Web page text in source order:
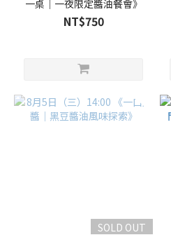
一桌｜一夜限定醬油餐會》
NT$750
SOLD OUT